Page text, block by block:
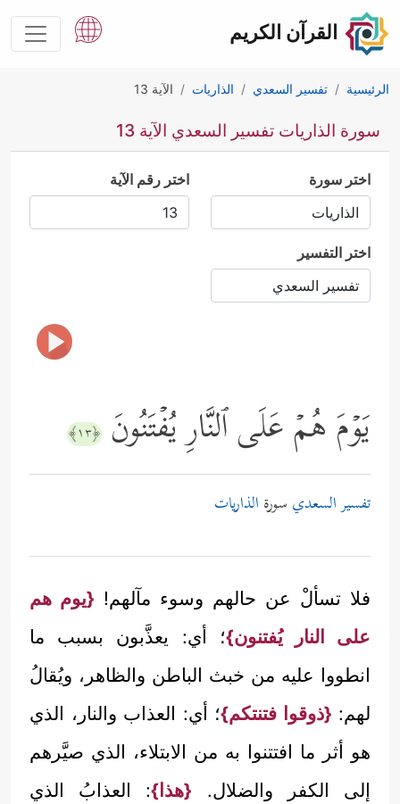
القرآن الكريم
الرئيسية تفسير السعدي الذاريات الآية 13
سورة الذاريات تفسير السعدي الآية 13
اختر سورة اختر رقم الآية
اختر التفسير
یَوۡمَ هُمۡ عَلَى ٱلنَّارِ یُفۡتَنُونَ ﴿١٣﴾
تفسير السعدي سورة الذاريات
فلا تسألْ عن حالهم وسوء مآلهم! {يوم هم
على النار يُفتنون}؛ أي: يعذَّبون بسبب ما
انطووا عليه من خبث الباطن والظاهر، ويُقالُ
لهم: {ذوقوا فتنتكم}؛ أي: العذاب والنار، الذي
هو أثر ما افتتنوا به من الابتلاء، الذي صيَّرهم
إلى الكفر والضلال. {هذا}: العذابُ الذي